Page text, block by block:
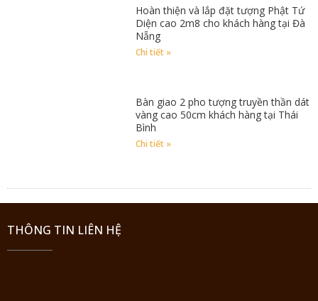
Hoàn thiện và lắp đặt tượng Phật Tứ
Diện cao 2m8 cho khách hàng tại Đà
Nẵng
Chi tiết »
Bàn giao 2 pho tượng truyền thần dát
vàng cao 50cm khách hàng tại Thái
Bình
Chi tiết »
THÔNG TIN LIÊN HỆ